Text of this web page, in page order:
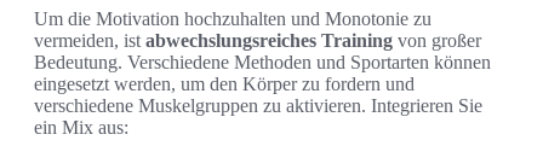
Um die Motivation hochzuhalten und Monotonie zu
vermeiden, ist abwechslungsreiches Training von großer
Bedeutung. Verschiedene Methoden und Sportarten können
eingesetzt werden, um den Körper zu fordern und
verschiedene Muskelgruppen zu aktivieren. Integrieren Sie
ein Mix aus: